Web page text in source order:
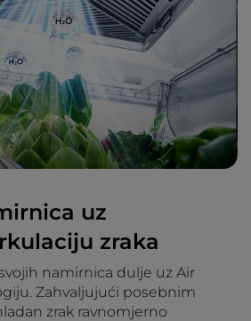
uz
zraka
namirnica dulje uz Air
Zahvaljujući posebnim
zrak ravnomjerno